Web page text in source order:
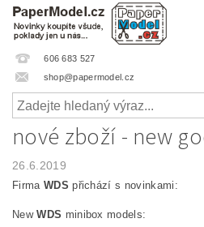
606 683 527
shop@papermodel.cz
nové zboží - new
26.6.2019
Firma WDS přichází s novinkami:
NewWDS minibox models: